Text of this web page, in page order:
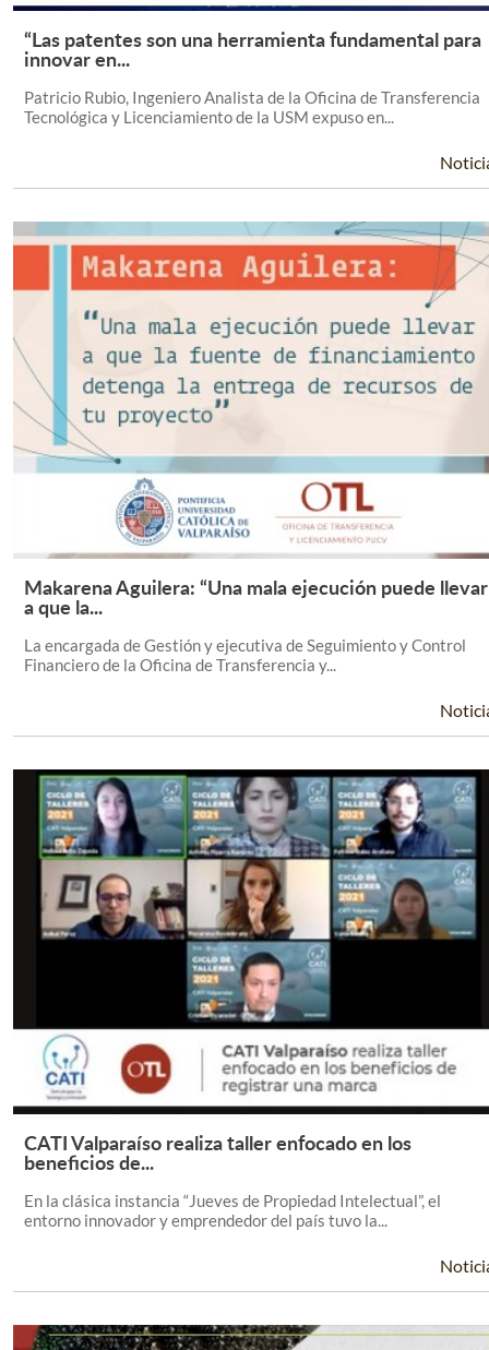
Leer Más +
“Las patentes son una herramienta fundamental para
innovar en...
Patricio Rubio, Ingeniero Analista de la Oficina de Transferencia
Tecnológica y Licenciamiento de la USM expuso en...
Leer Más +
Makarena Aguilera: “Una mala ejecución puede llevar
a que la...
La encargada de Gestión y ejecutiva de Seguimiento y Control
Financiero de la Oficina de Transferencia y...
Leer Más +
CATI Valparaíso realiza taller enfocado en los
beneficios de...
En la clásica instancia “Jueves de Propiedad Intelectual”, el
entorno innovador y emprendedor del país tuvo la...